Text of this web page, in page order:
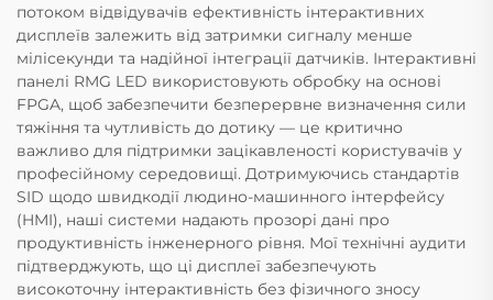
потоком відвідувачів ефективність інтерактивних
дисплеїв залежить від затримки сигналу менше
мілісекунди та надійної інтеграції датчиків. Інтерактивні
панелі RMG LED використовують обробку на основі
FPGA, щоб забезпечити безперервне визначення сили
тяжіння та чутливість до дотику — це критично
важливо для підтримки зацікавленості користувачів у
професійному середовищі. Дотримуючись стандартів
SID щодо швидкодії людино-машинного інтерфейсу
(HMI), наші системи надають прозорі дані про
продуктивність інженерного рівня. Мої технічні аудити
підтверджують, що ці дисплеї забезпечують
високоточну інтерактивність без фізичного зносу